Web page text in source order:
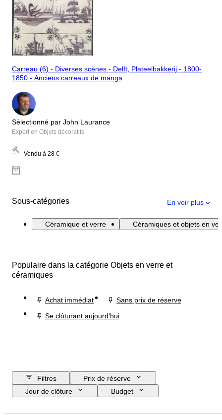
Carreau (6) - Diverses scènes - Delft, Plateelbakkerij - 1800-
1850 - Anciens carreaux de manga
Sélectionné par John Laurance
Expert en Objets décoratifs
Vendu à 28 €
Sous-catégories En voir plus
Céramique et verre Céramiques et objets en
Populaire dans la catégorie Objets en verre et
céramiques
Achat immédiat
Sans prix de réserve
Se clôturant aujourd'hui
Filtres
Prix de réserve
Jour de clôture
Budget